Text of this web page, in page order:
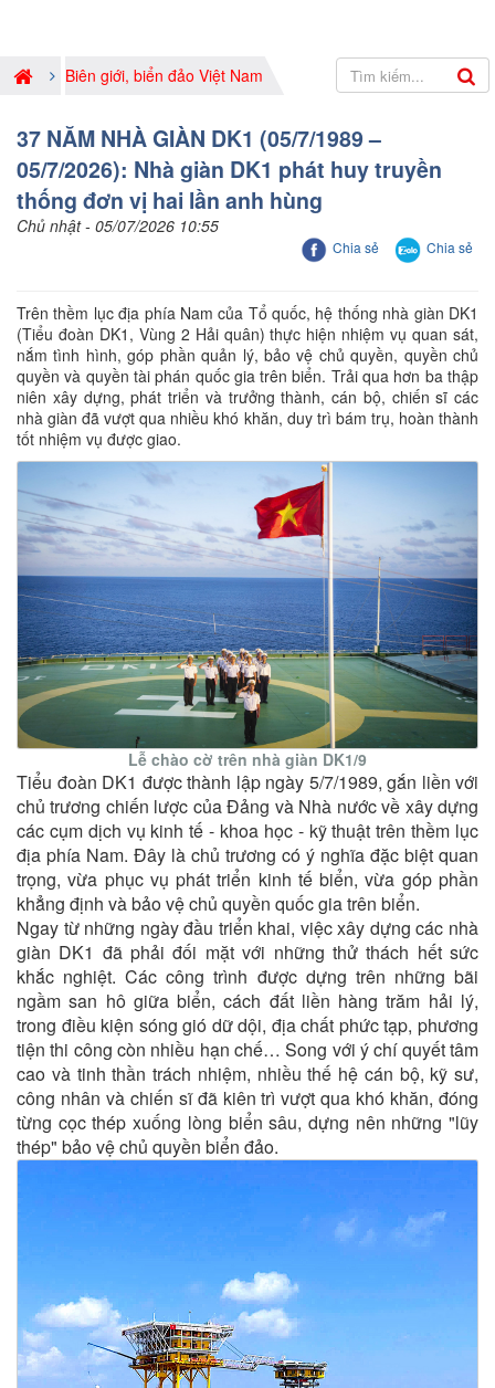
Biên giới, biển đảo Việt Nam
37 NĂM NHÀ GIÀN DK1 (05/7/1989 –
05/7/2026): Nhà giàn DK1 phát huy truyền
thống đơn vị hai lần anh hùng
Chủ nhật - 05/07/2026 10:55
Chia sẻ Chia sẻ
Trên thềm lục địa phía Nam của Tổ quốc, hệ thống nhà giàn DK1
(Tiểu đoàn DK1, Vùng 2 Hải quân) thực hiện nhiệm vụ quan sát,
nắm tình hình, góp phần quản lý, bảo vệ chủ quyền, quyền chủ
quyền và quyền tài phán quốc gia trên biển. Trải qua hơn ba thập
niên xây dựng, phát triển và trưởng thành, cán bộ, chiến sĩ các
nhà giàn đã vượt qua nhiều khó khăn, duy trì bám trụ, hoàn thành
tốt nhiệm vụ được giao.
Lễ chào cờ trên nhà giàn DK1/9
Tiểu đoàn DK1 được thành lập ngày 5/7/1989, gắn liền với
chủ trương chiến lược của Đảng và Nhà nước về xây dựng
các cụm dịch vụ kinh tế - khoa học - kỹ thuật trên thềm lục
địa phía Nam. Đây là chủ trương có ý nghĩa đặc biệt quan
trọng, vừa phục vụ phát triển kinh tế biển, vừa góp phần
khẳng định và bảo vệ chủ quyền quốc gia trên biển.
Ngay từ những ngày đầu triển khai, việc xây dựng các nhà
giàn DK1 đã phải đối mặt với những thử thách hết sức
khắc nghiệt. Các công trình được dựng trên những bãi
ngầm san hô giữa biển, cách đất liền hàng trăm hải lý,
trong điều kiện sóng gió dữ dội, địa chất phức tạp, phương
tiện thi công còn nhiều hạn chế… Song với ý chí quyết tâm
cao và tinh thần trách nhiệm, nhiều thế hệ cán bộ, kỹ sư,
công nhân và chiến sĩ đã kiên trì vượt qua khó khăn, đóng
từng cọc thép xuống lòng biển sâu, dựng nên những "lũy
thép" bảo vệ chủ quyền biển đảo.